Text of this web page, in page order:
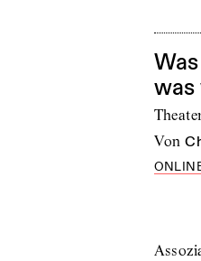
was
von